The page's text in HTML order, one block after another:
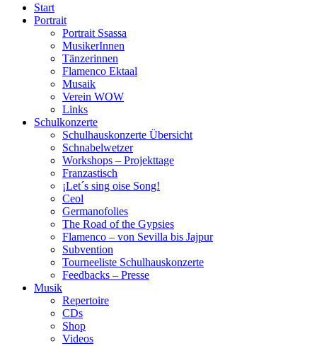
Start
Portrait
Portrait Ssassa
MusikerInnen
Tänzerinnen
Flamenco Ektaal
Musaik
Verein WOW
Links
Schulkonzerte
Schulhauskonzerte Übersicht
Schnabelwetzer
Workshops – Projekttage
Franzastisch
¡Let´s sing oise Song!
Ceol
Germanofolies
The Road of the Gypsies
Flamenco – von Sevilla bis Jajpur
Subvention
Tourneeliste Schulhauskonzerte
Feedbacks – Presse
Musik
Repertoire
CDs
Shop
Videos